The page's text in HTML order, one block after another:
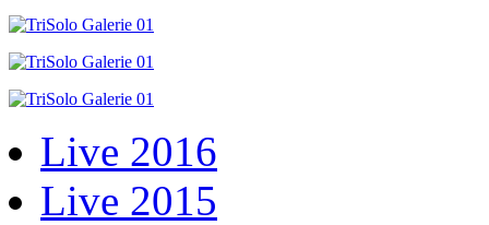
Live 2016
Live 2015